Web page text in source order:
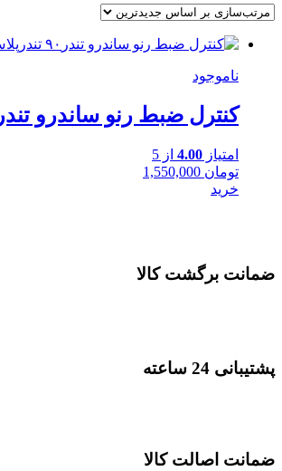
ناموجود
کنترل ضبط رنو ساندرو تندر۹۰ تندرپلاس
امتیاز 4.00 از 5
تومان
خرید
ضمانت برگشت کالا
پشتیبانی 24 ساعته
ضمانت اصالت کالا